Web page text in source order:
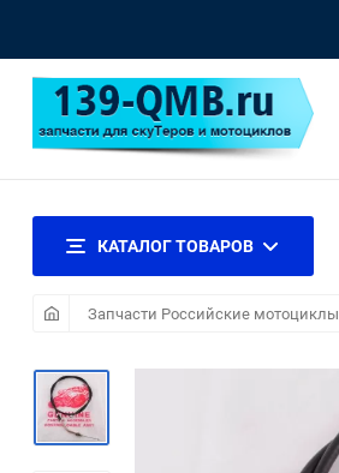
КАТАЛОГ ТОВАРОВ
Запчасти Российские мотоциклы